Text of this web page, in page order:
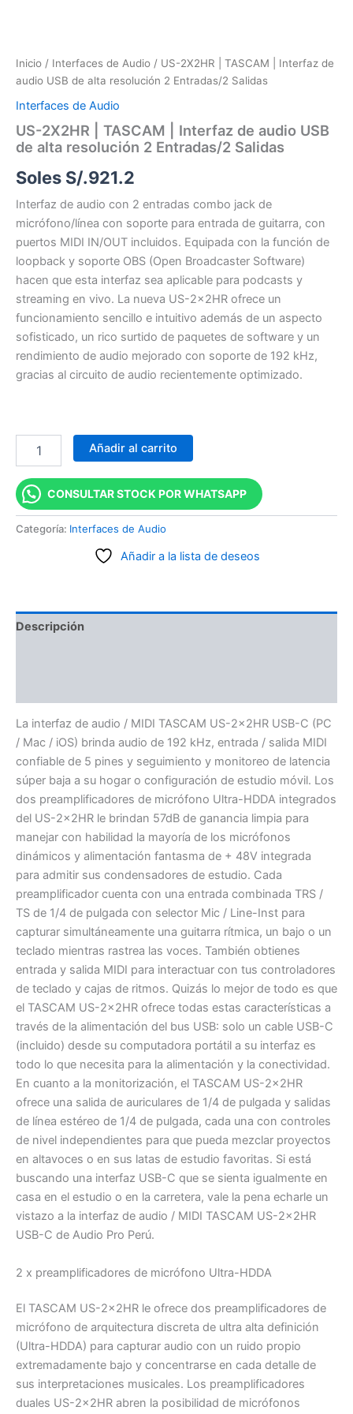
Inicio / Interfaces de Audio / US-2X2HR | TASCAM | Interfaz de
audio USB de alta resolución 2 Entradas/2 Salidas
Interfaces de Audio
US-2X2HR | TASCAM | Interfaz de audio USB
de alta resolución 2 Entradas/2 Salidas
Soles S/.921.2
Interfaz de audio con 2 entradas combo jack de
micrófono/línea con soporte para entrada de guitarra, con
puertos MIDI IN/OUT incluidos. Equipada con la función de
loopback y soporte OBS (Open Broadcaster Software)
hacen que esta interfaz sea aplicable para podcasts y
streaming en vivo. La nueva US-2x2HR ofrece un
funcionamiento sencillo e intuitivo además de un aspecto
sofisticado, un rico surtido de paquetes de software y un
rendimiento de audio mejorado con soporte de 192 kHz,
gracias al circuito de audio recientemente optimizado.
Añadir al carrito
CONSULTAR STOCK POR WHATSAPP
Categoría: Interfaces de Audio
Añadir a la lista de deseos
Descripción
La interfaz de audio / MIDI TASCAM US-2x2HR USB-C (PC
/ Mac / iOS) brinda audio de 192 kHz, entrada / salida MIDI
confiable de 5 pines y seguimiento y monitoreo de latencia
súper baja a su hogar o configuración de estudio móvil. Los
dos preamplificadores de micrófono Ultra-HDDA integrados
del US-2x2HR le brindan 57dB de ganancia limpia para
manejar con habilidad la mayoría de los micrófonos
dinámicos y alimentación fantasma de + 48V integrada
para admitir sus condensadores de estudio. Cada
preamplificador cuenta con una entrada combinada TRS /
TS de 1/4 de pulgada con selector Mic / Line-Inst para
capturar simultáneamente una guitarra rítmica, un bajo o un
teclado mientras rastrea las voces. También obtienes
entrada y salida MIDI para interactuar con tus controladores
de teclado y cajas de ritmos. Quizás lo mejor de todo es que
el TASCAM US-2x2HR ofrece todas estas características a
través de la alimentación del bus USB: solo un cable USB-C
(incluido) desde su computadora portátil a su interfaz es
todo lo que necesita para la alimentación y la conectividad.
En cuanto a la monitorización, el TASCAM US-2x2HR
ofrece una salida de auriculares de 1/4 de pulgada y salidas
de línea estéreo de 1/4 de pulgada, cada una con controles
de nivel independientes para que pueda mezclar proyectos
en altavoces o en sus latas de estudio favoritas. Si está
buscando una interfaz USB-C que se sienta igualmente en
casa en el estudio o en la carretera, vale la pena echarle un
vistazo a la interfaz de audio / MIDI TASCAM US-2x2HR
USB-C de Audio Pro Perú.
2 x preamplificadores de micrófono Ultra-HDDA
El TASCAM US-2x2HR le ofrece dos preamplificadores de
micrófono de arquitectura discreta de ultra alta definición
(Ultra-HDDA) para capturar audio con un ruido propio
extremadamente bajo y concentrarse en cada detalle de
sus interpretaciones musicales. Los preamplificadores
duales US-2x2HR abren la posibilidad de micrófonos